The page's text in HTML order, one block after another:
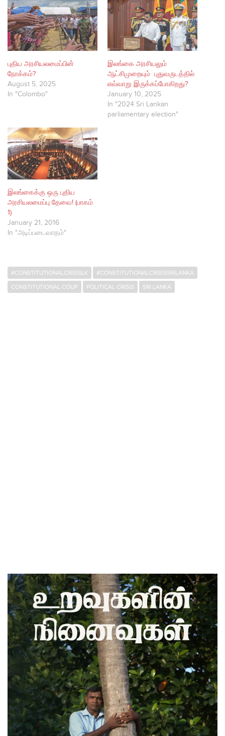
புதிய அரசியலமைப்பின்
நோக்கம்?
August 5, 2025
In "Colombo"
இலங்கை அரசியலும்
ஆட்சிமுறையும் புதுவருடத்தில்
எவ்வாறு இருக்கப்போகிறது?
January 10, 2025
In "2024 Sri Lankan
parliamentary election"
இலங்கைக்கு ஒரு புதிய
அரசியலமைப்பு தேவை! (பாகம்
1)
January 21, 2016
In "அடிப்படைவாதம்"
#CONSTITUTIONALCRISISLK
#CONSTITUTIONALCRISISSRILANKA
CONSTITUTIONAL COUP
POLITICAL CRISIS SRI LANKA